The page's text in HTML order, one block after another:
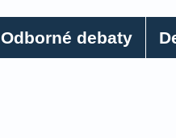
Odborné debaty